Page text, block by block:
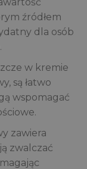
źródłem
dla osób
w kremie
są łatwo
wspomagać
zawiera
zwalczać